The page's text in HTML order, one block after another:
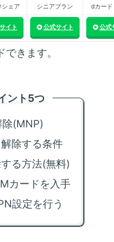
シェア シニアプラン dカード
イト 公式サイト 公式
きます。
ント5つ
除(MNP)
除する条件
る方法(無料)
カードを入手
設定を行う